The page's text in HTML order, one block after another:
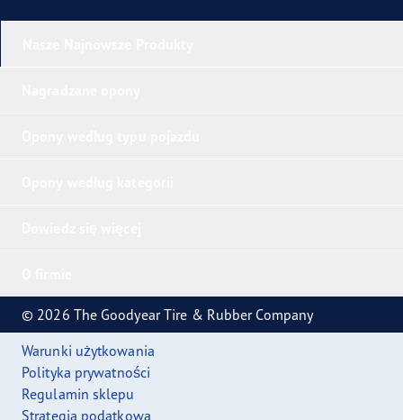
© 2026 The Goodyear Tire & Rubber Company
Warunki użytkowania
Polityka prywatności
Regulamin sklepu
Strategia podatkowa